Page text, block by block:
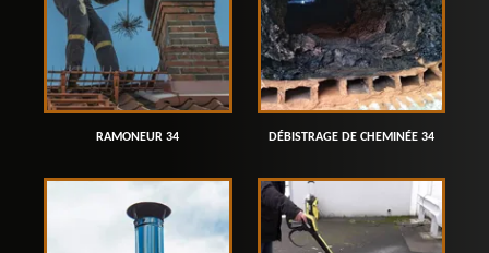
RAMONEUR 34 DÉBISTRAGE DE CHEMINÉE 34